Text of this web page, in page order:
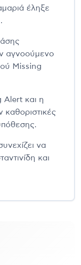
έληξε
αγνοούμενο
Missing
Alert και η
να
και